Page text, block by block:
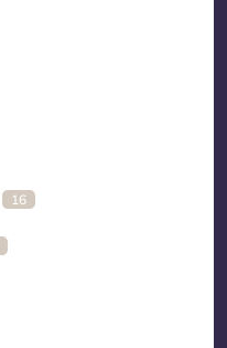
16